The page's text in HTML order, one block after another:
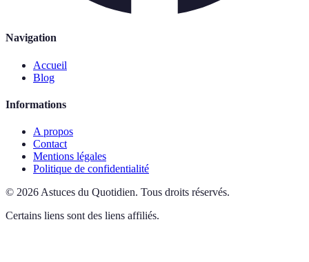
Navigation
Accueil
Blog
Informations
A propos
Contact
Mentions légales
Politique de confidentialité
© 2026 Astuces du Quotidien. Tous droits réservés.
Certains liens sont des liens affiliés.